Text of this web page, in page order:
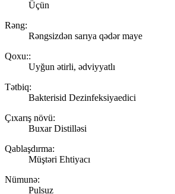
Üçün
Rəng:
Rəngsizdən sarıya qədər maye
Qoxu::
Uyğun ətirli, ədviyyatlı
Tətbiq:
Bakterisid Dezinfeksiyaedici
Çıxarış növü:
Buxar Distilləsi
Qablaşdırma:
Müştəri Ehtiyacı
Nümunə:
Pulsuz